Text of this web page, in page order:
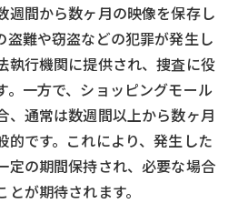
週間から数ヶ月の映像を保存し
盗難や窃盗などの犯罪が発生し
執行機関に提供され、捜査に役
。一方で、ショッピングモール
、通常は数週間以上から数ヶ月
的です。これにより、発生した
定の期間保持され、必要な場合
が期待されます。